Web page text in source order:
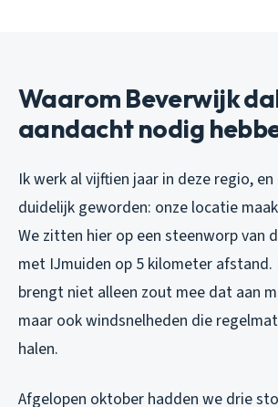
Waarom Beverwijk
aandacht nodig
Ik werk al vijftien jaar in deze regio,
duidelijk geworden: onze locatie
We zitten hier op een steenworp van
met IJmuiden op 5 kilometer afstand.
brengt niet alleen zout mee dat aan
maar ook windsnelheden die
halen.
Afgelopen oktober hadden we drie